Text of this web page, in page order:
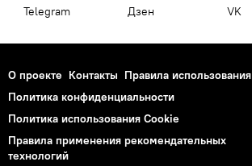
Telegram Дзен VK
О проекте Контакты Правила использования
Политика конфиденциальности
Политика использования Cookie
Правила применения рекомендательных
технологий